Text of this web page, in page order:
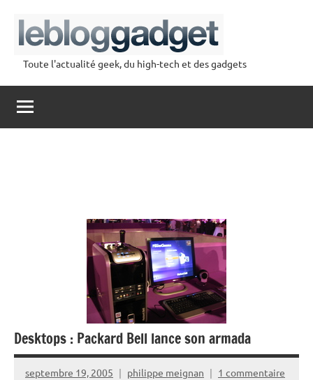
contenu
lebloggadget
Toute l'actualité geek, du high-tech et des gadgets
Desktops : Packard Bell lance son armada
septembre 19, 2005 philippe meignan 1 commentaire